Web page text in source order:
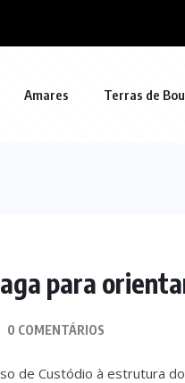
Amares Terras de
para
0 COMENTÁRIOS
de Custódio à estrutura